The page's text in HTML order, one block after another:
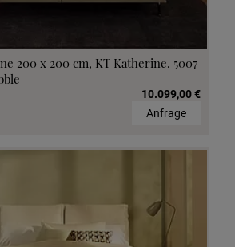
200 x 200 cm, KT Katherine, 5007
10.099,00 €
Anfrage